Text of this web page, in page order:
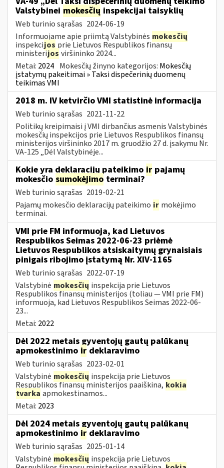
Valstybinei mokesčių inspekcijai taisyklių
Web turinio sąrašas 2024-06-19
Informuojame apie priimtą Valstybinės mokesčių
inspekcijos prie Lietuvos Respublikos finansų
ministerijos viršininko 2024...
Metai: 2024 Mokesčių žinyno kategorijos: Mokesčių
įstatymų pakeitimai » Taksi dispečerinių duomenų
teikimas VMI
2018 m. IV ketvirčio VMI statistinė informacija
Web turinio sąrašas 2021-11-22
Politikų kreipimaisi į VMI dirbančius asmenis Valstybinės
mokesčių inspekcijos prie Lietuvos Respublikos finansų
ministerijos viršininko 2017 m. gruodžio 27 d. įsakymu Nr.
VA-125 „Dėl Valstybinėje...
Kokie yra deklaracijų pateikimo ir pajamų
mokesčio sumokėjimo terminai?
Web turinio sąrašas 2019-02-21
Pajamų mokesčio deklaracijų pateikimo ir mokėjimo
terminai.
VMI prie FM informuoja, kad Lietuvos
Respublikos Seimas 2022-06-23 priėmė
Lietuvos Respublikos atsiskaitymų grynaisiais
pinigais ribojimo įstatymą Nr. XIV-1165
Web turinio sąrašas 2022-07-19
Valstybinė mokesčių inspekcija prie Lietuvos
Respublikos finansų ministerijos (toliau — VMI prie FM)
informuoja, kad Lietuvos Respublikos Seimas 2022-06-
23...
Metai: 2022
Dėl 2022 metais gyventojų gautų palūkanų
apmokestinimo ir deklaravimo
Web turinio sąrašas 2023-02-01
Valstybinė mokesčių inspekcija prie Lietuvos
Respublikos finansų ministerijos paaiškina, kokia
tvarka apmokestinamos...
Metai: 2023
Dėl 2024 metais gyventojų gautų palūkanų
apmokestinimo ir deklaravimo
Web turinio sąrašas 2025-01-14
Valstybinė mokesčių inspekcija prie Lietuvos